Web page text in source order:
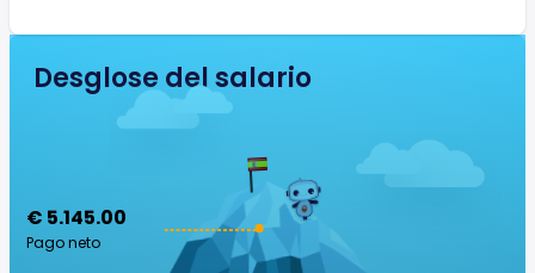
Desglose del salario
€ 5.145.00
Pago neto